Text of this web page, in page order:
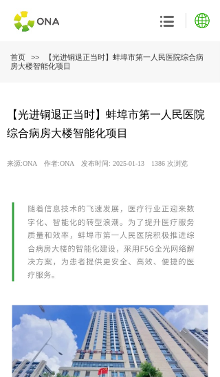
首页 >>
【光进铜退正当时】蚌埠市第一人民医院综合病
房大楼智能化项目
【光进铜退正当时】蚌埠市第一人民医院
综合病房大楼智能化项目
来源:ONA 作者:ONA 发布时间: 2025-01-13 1386 次浏览